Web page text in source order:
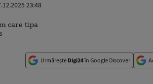
23:48
Urmărește Digi24în Google Discover